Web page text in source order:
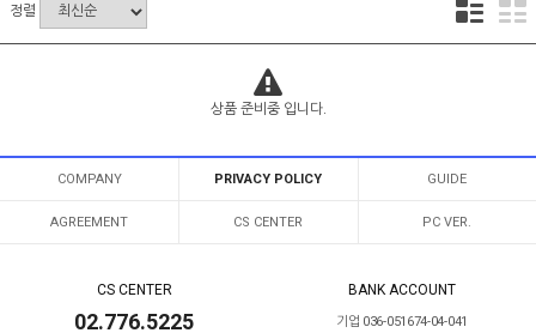
정렬
상품 준비중 입니다.
COMPANY PRIVACY POLICY GUIDE
AGREEMENT CS CENTER PC VER.
CS CENTER
02.776.5225
BANK ACCOUNT
기업 036-051674-04-041